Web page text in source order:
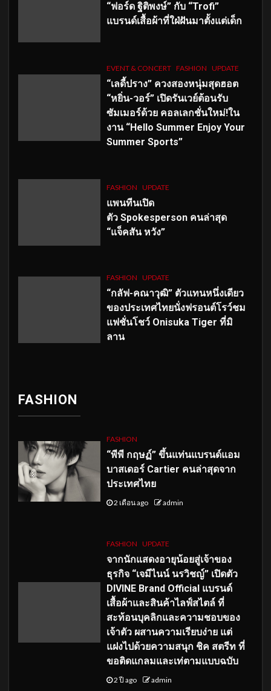
“ฟอร์ด ฐิติพงษ์” กับ “Trofi”
แบรนด์เสื้อผ้าที่ใฝ่ฝันมาตั้งแต่เด็ก
EVENT & CONCERT FASHION UPDATE
“เลดี้ปราง” ควงสองหนุ่มสุดฮอต
“หยิ่น-วอร์” เปิดรันเวย์ต้อนรับ
ซัมเมอร์ด้วย คอลเลกชั่นใหม่!ใน
งาน “Hello Summer Enjoy Your
Summer Sports”
FASHION UPDATE
แพนทีนเปิด
ตัว Spokesperson คนล่าสุด
“แจ็คสัน หวัง”
FASHION UPDATE
“กลัฟ-คณาวุฒิ” ตัวแทนหนึ่งเดียว
ของประเทศไทยนั่งฟรอนต์โรว์ชม
แฟชั่นโชว์ Onisuka Tiger ที่มิ
ลาน
FASHION
FASHION
“พีพี กฤษฏ์” ขึ้นแท่นแบรนด์แอม
บาสเดอร์ Cartier คนล่าสุดจาก
ประเทศไทย
2 เดือน ago admin
FASHION UPDATE
จากนักแสดงอายุน้อยสู่เจ้าของ
ธุรกิจ “เจมีไนน์ นรวิชญ์” เปิดตัว
DIVINE Brand Official แบรนด์
เสื้อผ้าและสินค้าไลฟ์สไตล์ ที่
สะท้อนบุคลิกและความชอบของ
เจ้าตัว ผสานความเรียบง่าย แต่
แฝงไปด้วยความสนุก ชิค สตรีท ที่
ขอติดแกลมและเท่ตามแบบฉบับ
2 ปี ago admin